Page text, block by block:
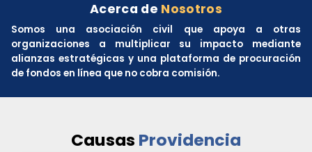
Acerca de Nosotros
Somos una asociación civil que apoya a otras
organizaciones a multiplicar su impacto mediante
alianzas estratégicas y una plataforma de procuración
de fondos en línea que no cobra comisión.
Causas Providencia